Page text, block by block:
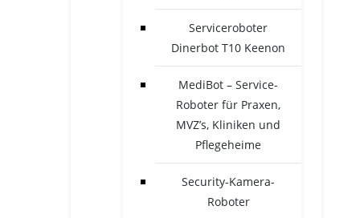
Serviceroboter
Dinerbot T10 Keenon
MediBot – Service-
Roboter für Praxen,
MVZ’s, Kliniken und
Pflegeheime
Security-Kamera-
Roboter